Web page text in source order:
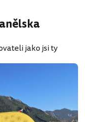
jako jsi ty